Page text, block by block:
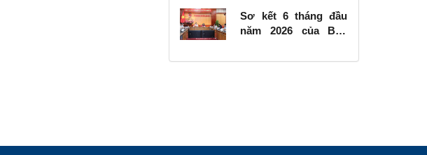
phát triển kinh tế có
vốn đầu tư nước
Sơ kết 6 tháng đầu
năm 2026 của Ban
các công trình, dự án